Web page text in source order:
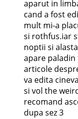
aparut in
cand a fost
mult mi-a
si rothfus.iar
noptii si
apare
articole
va edita
si vol the
recomand
dupa sez 3